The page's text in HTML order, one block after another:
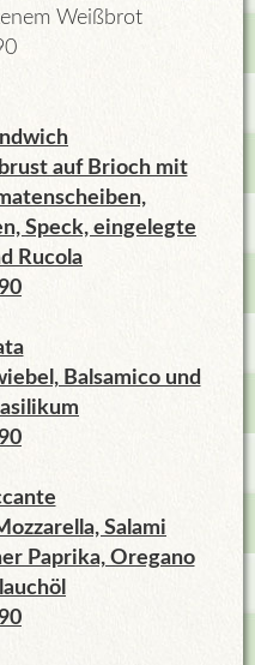
Weißbrot
auf Brioch mit
Speck, eingelegte
Rucola
Balsamico und
Salami
Paprika, Oregano